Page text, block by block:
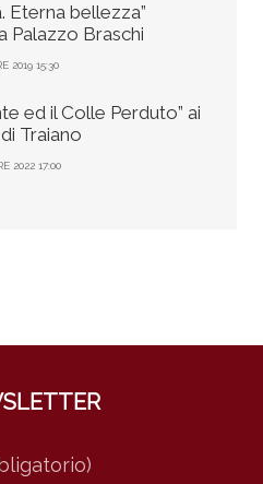
Eterna bellezza”
Palazzo Braschi
2019 15:30
ed il Colle Perduto” ai
Traiano
2022 17:00